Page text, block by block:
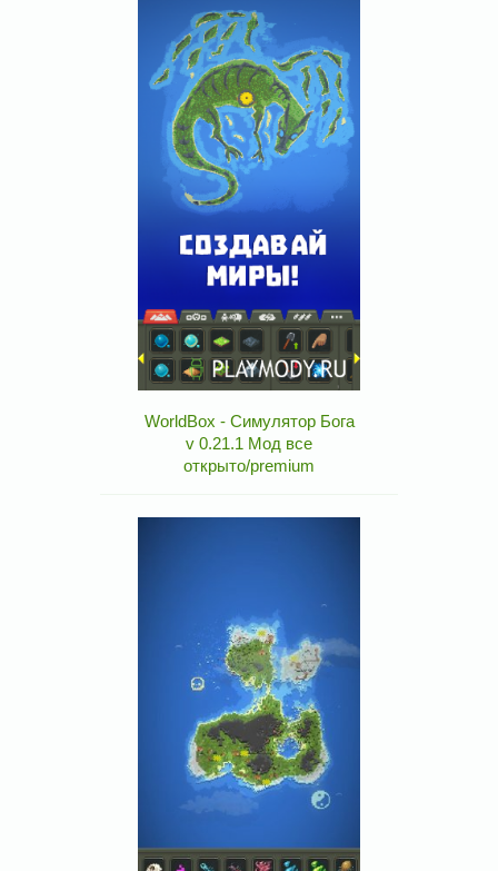
WorldBox - Симулятор Бога
v 0.21.1 Мод все
открыто/premium